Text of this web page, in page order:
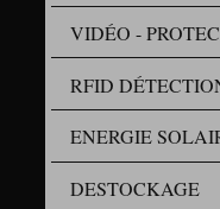
VIDÉO -
RFID
ENERGIE
DESTOCKAGE